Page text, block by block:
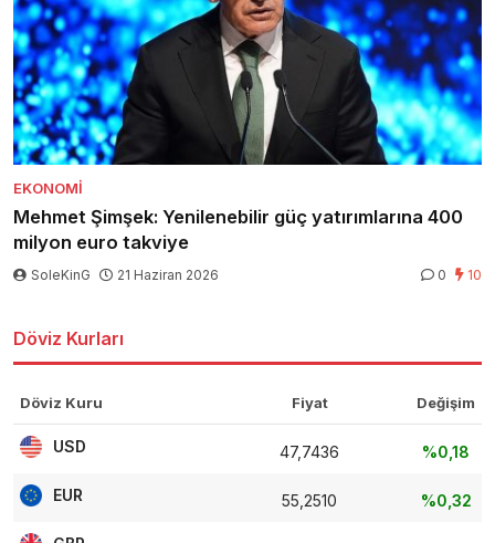
EKONOMI
Mehmet Şimşek: Yenilenebilir güç yatırımlarına 400
milyon euro takviye
SoleKinG 21 Haziran 2026 0 10
Döviz Kurları
Döviz Kuru Fiyat Değişim
USD 47,7436 %0,18
EUR 55,2510 %0,32